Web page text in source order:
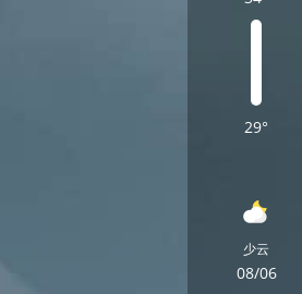
29°
少云
08/06